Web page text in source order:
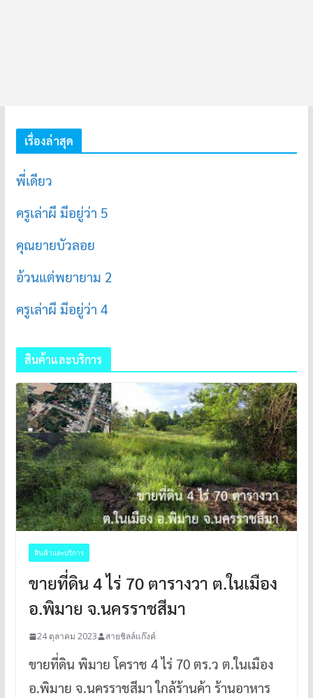
เรื่องล่าสุด
พี่เดียว
ครูเล่าผี มีอยู่ว่า 5
คุณยายบัวลอย
อ้วนแต่พยายาม 2
ครูเล่าผี มีอยู่ว่า 4
สินค้าและบริการ
สินค้าและบริการ
ขายที่ดิน 4 ไร่ 70 ตารางวา ต.ในเมือง
อ.พิมาย จ.นครราชสีมา
24 ตุลาคม 2023 สายชิลล์แก๊งค์
ขายที่ดิน พิมาย โคราช 4 ไร่ 70 ตร.ว ต.ในเมือง
อ.พิมาย จ.นครราชสีมา ใกล้ร้านค้า ร้านอาหาร